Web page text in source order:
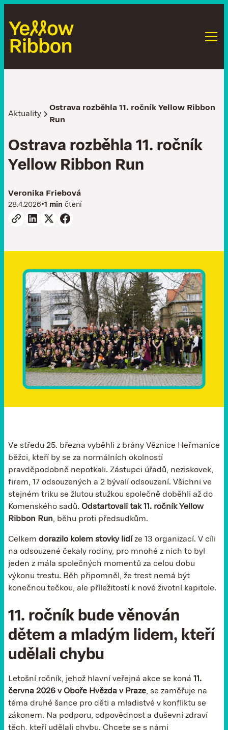
Aktuality
Ostrava rozběhla 11. ročník Yellow Ribbon
Run
Ostrava rozběhla 11. ročník
Yellow Ribbon Run
Veronika Friebová
28.4.2026•1 min čtení
Ve středu 25. března vyběhli z brány Věznice Heřmanice
běžci, kteří by se za normálních okolností
pravděpodobně nepotkali. Zástupci úřadů, neziskovek,
firem, 17 odsouzených a 2 bývalí odsouzení. Všichni ve
stejném triku se žlutou stužkou společně doběhli až do
Komenského sadů. Odstartovali tak 11. ročník Yellow
Ribbon Run, běhu proti předsudkům.
Celkem dorazilo kolem stovky lidí ze 13 organizací. V cíli
na odsouzené čekaly rodiny, pro mnohé z nich to byl
jeden z mála společných momentů za celou dobu
výkonu trestu. Běh připomněl, že trest nemá být
konečnou tečkou, ale příležitostí k nové životní kapitole.
11. ročník bude věnován
dětem a mladým lidem, kteří
udělali chybu
Letošní ročník, jehož hlavní veřejná akce se koná 11.
června 2026 v Oboře Hvězda v Praze, se zaměřuje na
téma druhé šance pro děti a mladistvé v konfliktu se
zákonem. Na podporu, odpovědnost a duševní zdraví
těch, kteří udělali chybu. Chcete se s námi